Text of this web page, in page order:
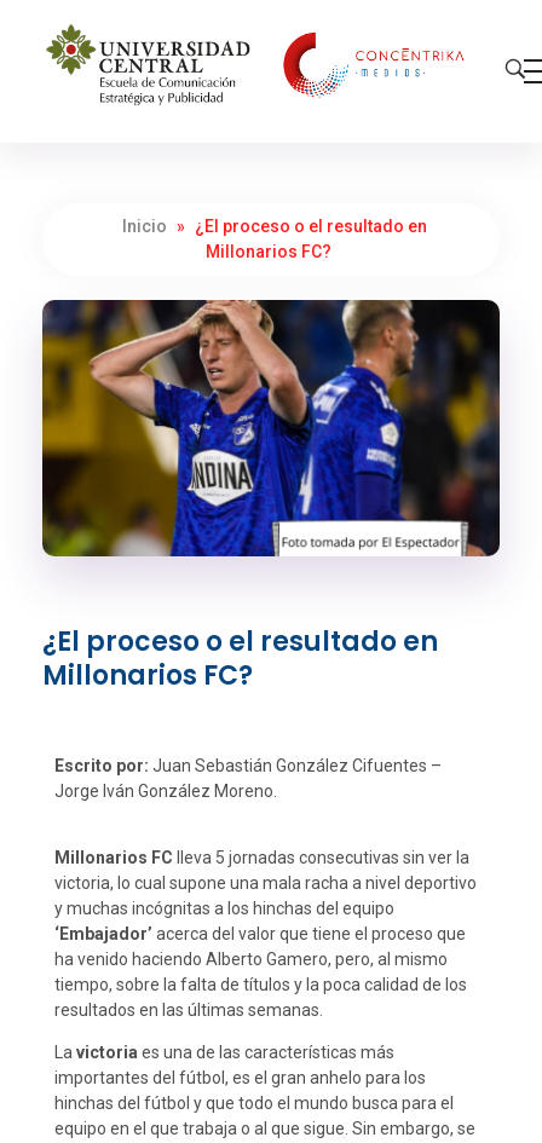
Inicio » ¿El proceso o el resultado en
Millonarios FC?
¿El proceso o el resultado en
Millonarios FC?
Escrito por: Juan Sebastián González Cifuentes –
Jorge Iván González Moreno.
Millonarios FC
lleva 5 jornadas consecutivas sin ver la
victoria, lo cual supone una mala racha a nivel deportivo
y muchas incógnitas a los hinchas del equipo
‘Embajador’ acerca del valor que tiene el proceso que
ha venido haciendo Alberto Gamero, pero, al mismo
tiempo, sobre la falta de títulos y la poca calidad de los
resultados en las últimas semanas.
La victoria es una de las características más
importantes del fútbol, es el gran anhelo para los
hinchas del fútbol y que todo el mundo busca para el
equipo en el que trabaja o al que sigue. Sin embargo, se